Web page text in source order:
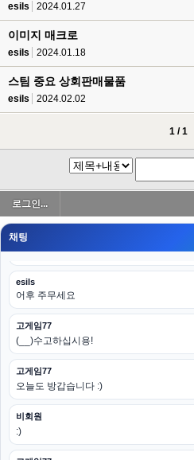
esils 2024.01.27
이미지 매크로
esils 2024.01.18
스팀 중요 상회판매물품
esils 2024.02.02
1 / 1
로그인...
채팅
esils
이게 db 접속자수로 잡는형태로 해서 그런
밑에 일반웹게임이 더있었네요
esils
esils
다 펼쳐두면 너무길어서 ..
esils
모바일로 보는데도 좀 불편하더라구요
고게임77
아 ㅋㅋ 내일도 심심하면 들리겠습니다.
esils
어후 주무세요
고게임77
(__)수고하십시용!
고게임77
오늘도 방갑습니다 :)
비회원
:)